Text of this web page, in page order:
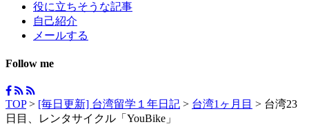
役に立ちそうな記事
自己紹介
メールする
Follow me
TOP> [毎日更新] 台湾留学１年日記 > 台湾1ヶ月目 > 台湾23
日目、レンタサイクル「YouBike」